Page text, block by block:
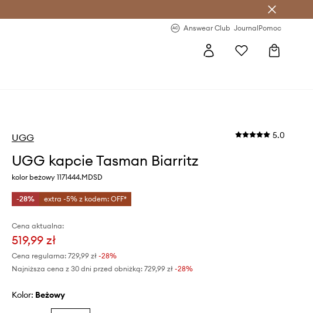
Answear Club JournalPomoc
UGG 5.0
UGG kapcie Tasman Biarritz
kolor beżowy 1171444.MDSD
-28% extra -5% z kodem: OFF*
Cena aktualna:
519,99 zł
Cena regularna: 729,99 zł-28%
Najniższa cena z 30 dni przed obniżką: 729,99 zł -28%
Kolor: beżowy